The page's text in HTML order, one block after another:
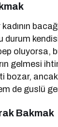
durum
oluyorsa,
gelmesi
bozar,
de guslü
Bakmak